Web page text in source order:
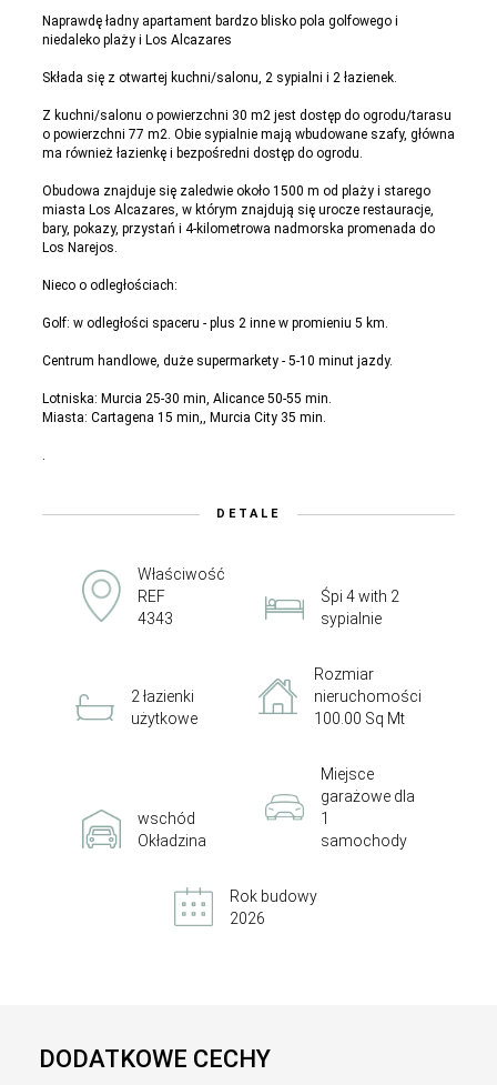
Naprawdę ładny apartament bardzo blisko pola golfowego i
niedaleko plaży i Los Alcazares
Składa się z otwartej kuchni/salonu, 2 sypialni i 2 łazienek.
Z kuchni/salonu o powierzchni 30 m2 jest dostęp do ogrodu/tarasu
o powierzchni 77 m2. Obie sypialnie mają wbudowane szafy, główna
ma również łazienkę i bezpośredni dostęp do ogrodu.
Obudowa znajduje się zaledwie około 1500 m od plaży i starego
miasta Los Alcazares, w którym znajdują się urocze restauracje,
bary, pokazy, przystań i 4-kilometrowa nadmorska promenada do
Los Narejos.
Nieco o odległościach:
Golf: w odległości spaceru - plus 2 inne w promieniu 5 km.
Centrum handlowe, duże supermarkety - 5-10 minut jazdy.
Lotniska: Murcia 25-30 min, Alicance 50-55 min.
Miasta: Cartagena 15 min,, Murcia City 35 min.
.
DETALE
Właściwość
REF
4343
Śpi 4 with 2
sypialnie
2 łazienki
użytkowe
Rozmiar
nieruchomości
100.00 Sq Mt
wschód
Okładzina
Miejsce
garażowe dla
1
samochody
Rok budowy
2026
DODATKOWE CECHY